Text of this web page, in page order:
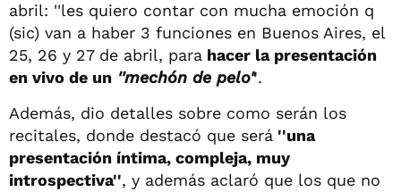
abril: ''les quiero contar con mucha emoción q
(sic) van a haber 3 funciones en Buenos Aires, el
25, 26 y 27 de abril, para hacer la presentación
en vivo de un ''mechón de pelo''.
Además, dio detalles sobre como serán los
recitales, donde destacó que será ''una
presentación íntima, compleja, muy
introspectiva'', y además aclaró que los que no